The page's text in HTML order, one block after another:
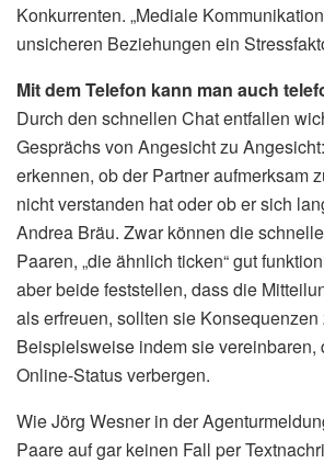
Konkurrenten. „Mediale
unsicheren Beziehungen ein
Mit dem Telefon kann man auch
Durch den schnellen Chat entfallen
Gesprächs von Angesicht zu
erkennen, ob der Partner aufmerksam
nicht verstanden hat oder ob er sich
Andrea Bräu. Zwar können die
Paaren, „die ähnlich ticken“ gut
aber beide feststellen, dass die
als erfreuen, sollten sie Konsequenzen
Beispielsweise indem sie vereinbaren,
Online-Status verbergen.
Wie Jörg Wesner in der
Paare auf gar keinen Fall per